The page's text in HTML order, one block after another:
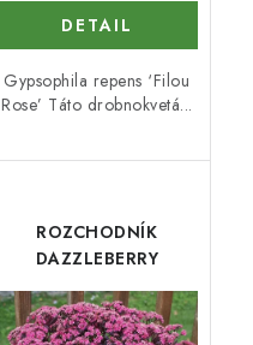
DETAIL
Gypsophila repens ‘Filou
Rose’ Táto drobnokvetá...
ROZCHODNÍK
DAZZLEBERRY